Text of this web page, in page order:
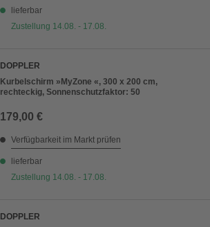
lieferbar
Zustellung 14.08. - 17.08.
DOPPLER
Kurbelschirm »MyZone «, 300 x 200 cm,
rechteckig, Sonnenschutzfaktor: 50
179,00 €
Verfügbarkeit im Markt prüfen
lieferbar
Zustellung 14.08. - 17.08.
DOPPLER